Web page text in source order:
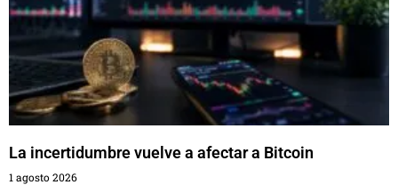
La incertidumbre vuelve a afectar a Bitcoin
1 agosto 2026